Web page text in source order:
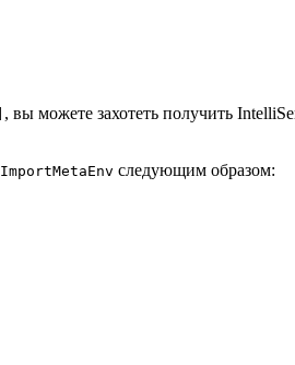
, вы можете захотеть получить
ImportMetaEnv следующим образом: